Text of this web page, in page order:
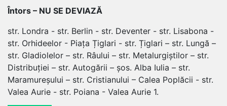
Întors – NU SE DEVIAZĂ
str. Londra - str. Berlin - str. Deventer - str. Lisabona -
str. Orhideelor - Piața Țiglari - str. Țiglari – str. Lungă –
str. Gladiolelor – str. Râului – str. Metalurgiștilor – str.
Distribuției – str. Autogării – șos. Alba Iulia – str.
Maramureșului – str. Cristianului – Calea Poplăcii - str.
Valea Aurie - str. Poiana - Valea Aurie 1.